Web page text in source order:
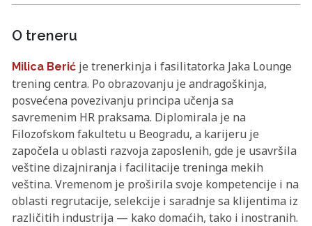
O treneru
Milica Berić je trenerkinja i fasilitatorka Jaka Lounge
trening centra. Po obrazovanju je andragoškinja,
posvećena povezivanju principa učenja sa
savremenim HR praksama. Diplomirala je na
Filozofskom fakultetu u Beogradu, a karijeru je
započela u oblasti razvoja zaposlenih, gde je usavršila
veštine dizajniranja i facilitacije treninga mekih
veština. Vremenom je proširila svoje kompetencije i na
oblasti regrutacije, selekcije i saradnje sa klijentima iz
različitih industrija — kako domaćih, tako i inostranih.